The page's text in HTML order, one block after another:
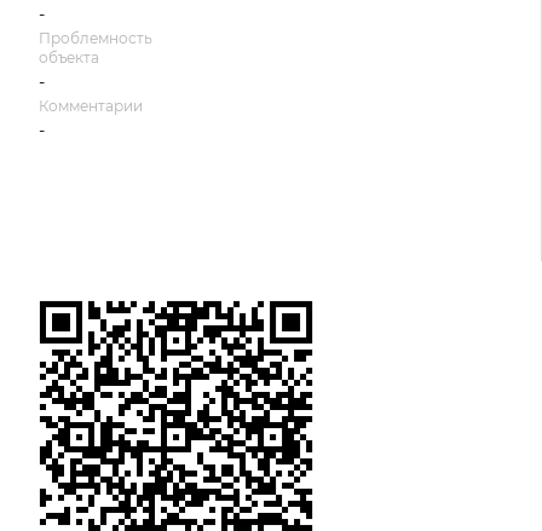
-
Проблемность
объекта
-
Комментарии
-